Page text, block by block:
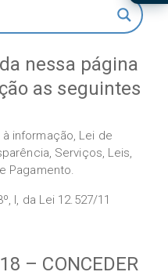
nessa página
as seguintes
informação, Lei de
Serviços, Leis,
Pagamento.
I, da Lei 12.527/11
– CONCEDER